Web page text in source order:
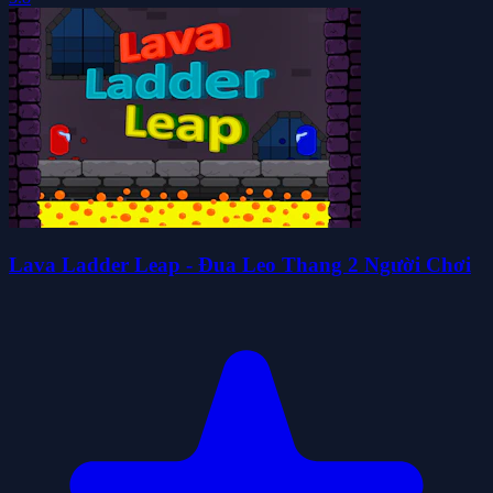
Lava Ladder Leap - Đua Leo Thang 2 Người Chơi